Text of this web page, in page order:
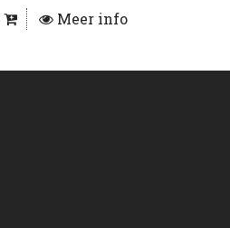
Meer info